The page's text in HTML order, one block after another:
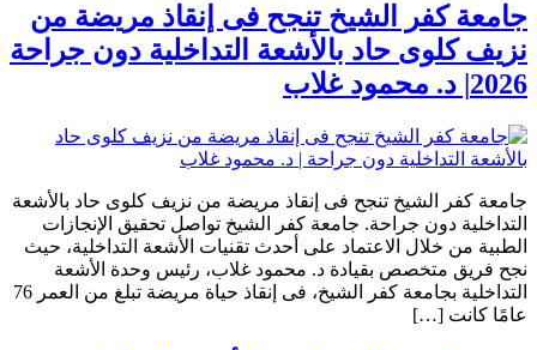
جامعة كفر الشيخ تنجح فى إنقاذ مريضة من
نزيف كلوى حاد بالأشعة التداخلية دون جراحة
2026| د. محمود غلاب
جامعة كفر الشيخ تنجح فى إنقاذ مريضة من نزيف كلوى حاد بالأشعة
التداخلية دون جراحة. جامعة كفر الشيخ تواصل تحقيق الإنجازات
الطبية من خلال الاعتماد على أحدث تقنيات الأشعة التداخلية، حيث
نجح فريق متخصص بقيادة د. محمود غلاب، رئيس وحدة الأشعة
التداخلية بجامعة كفر الشيخ، فى إنقاذ حياة مريضة تبلغ من العمر 76
عامًا كانت […]